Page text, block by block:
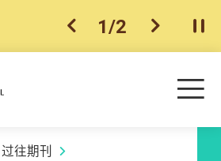
上一个
1/2 下一个开
目
过往期刊